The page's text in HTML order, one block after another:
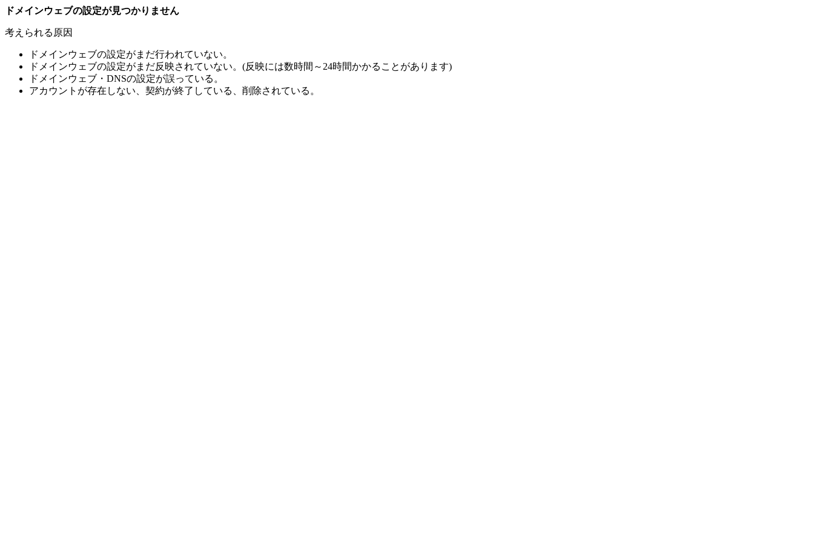
ドメインウェブの設定が見つかりません
考えられる原因
ドメインウェブの設定がまだ行われていない。
ドメインウェブの設定がまだ反映されていない。(反映には数時間～24時間かかることがあります)
ドメインウェブ・DNSの設定が誤っている。
アカウントが存在しない、契約が終了している、削除されている。